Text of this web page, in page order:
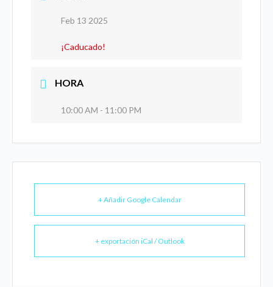
Feb 13 2025
¡Caducado!
HORA
10:00 AM - 11:00 PM
+ Añadir Google Calendar
+ exportación iCal / Outlook